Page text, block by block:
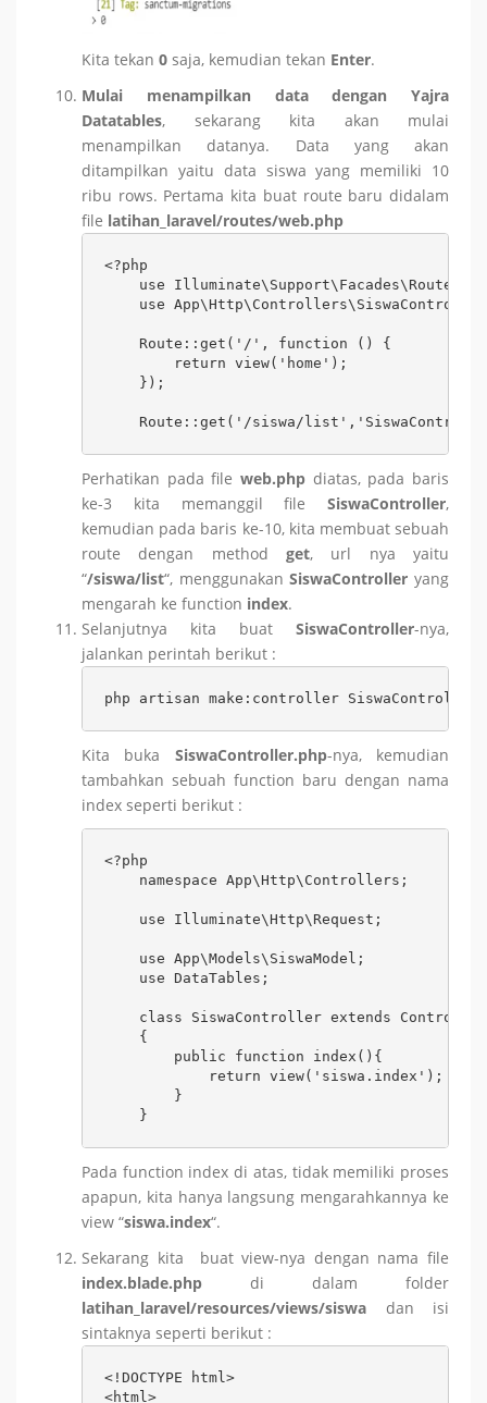
Kita tekan 0 saja, kemudian tekan Enter.
Mulai menampilkan data dengan Yajra
Datatables, sekarang kita akan mulai
menampilkan datanya. Data yang akan
ditampilkan yaitu data siswa yang memiliki 10
ribu rows. Pertama kita buat route baru didalam
file latihan_laravel/routes/web.php
<?php
    use Illuminate\Support\Facades\Route;
use
    Route::get('/', function () {
        return view('home');
    });
Route::get('/siswa/
Perhatikan pada file web.php diatas, pada baris
ke-3 kita memanggil file SiswaController,
kemudian pada baris ke-10, kita membuat sebuah
route dengan method get, url nya yaitu
“/siswa/list“, menggunakanSiswaController yang
mengarah ke function index.
Selanjutnya kita buat SiswaController-nya,
jalankan perintah berikut :
php artisan make:controller SiswaController
Kita buka SiswaController.php-nya, kemudian
tambahkan sebuah function baru dengan nama
index seperti berikut :
<?php
    namespace App\Http\Controllers;
    use Illuminate\Http\Request;
    use App\Models\SiswaModel;
    use DataTables;
    class SiswaController extends Controller
    {
        public function index(){
            return view('siswa.index');
        }
    }
Pada function index di atas, tidak memiliki proses
apapun, kita hanya langsung mengarahkannya ke
view “siswa.index“.
Sekarang kita buat view-nya dengan nama file
index.blade.php di dalam folder
latihan_laravel/resources/views/siswa dan isi
sintaknya seperti berikut :
<!DOCTYPE html>
<html>